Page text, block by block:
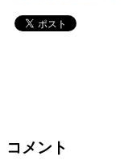
コメント